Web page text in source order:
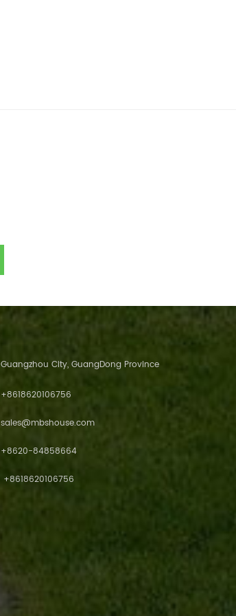
Guangzhou City, GuangDong Province
+8618620106756
sales@mbshouse.com
+8620-84858664
+8618620106756